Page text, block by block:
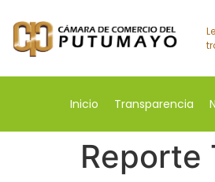
Inicio Transparencia
Reporte